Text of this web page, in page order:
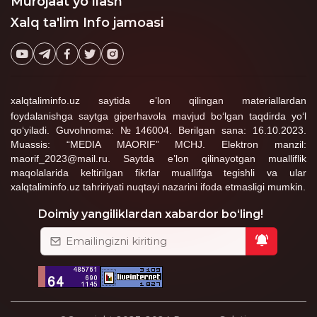
Xalq ta'lim Info jamoasi
xalqtaliminfo.uz saytida e’lon qilingan materiallardan
foydalanishga saytga giperhavola mavjud bo‘lgan taqdirda yo‘l
qo‘yiladi. Guvohnoma: №146004. Berilgan sana: 16.10.2023.
Muassis: “MEDIA MAORIF” MCHJ. Elektron manzil:
maorif_2023@mail.ru. Saytda e’lon qilinayotgan mualliflik
maqolalarida keltirilgan fikrlar muallifga tegishli va ular
xalqtaliminfo.uz tahririyati nuqtayi nazarini ifoda etmasligi mumkin.
Doimiy yangiliklardan xabardor bo‘ling!